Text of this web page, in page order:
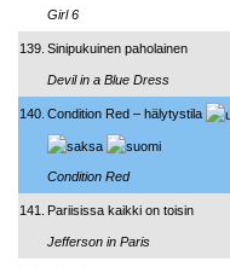
Girl 6
139. Sinipukuinen paholainen
Devil in a Blue Dress
140. Condition Red – hälytystila
Condition Red
141. Pariisissa kaikki on toisin
Jefferson in Paris